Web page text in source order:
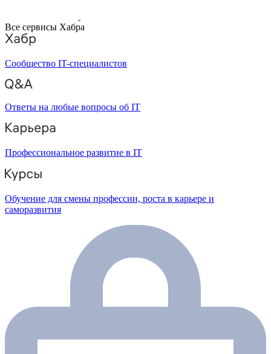
Все сервисы Хабра
Сообщество IT-специалистов
Ответы на любые вопросы об IT
Профессиональное развитие в IT
Обучение для смены профессии, роста в карьере и
саморазвития